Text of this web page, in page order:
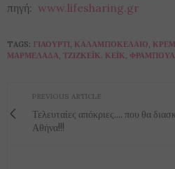
πηγή: www.lifesharing.gr
TAGS: ΓΙΑΟΎΡΤΙ, ΚΑΛΑΜΠΟΚΈΛΑΙΟ,
ΜΑΡΜΕΛΆΔΑ, ΤΖΊΖΚΈΪΚ. ΚΈΪΚ,
PREVIOUS ARTICLE
Τελευταίες απόκριες.... που θα
Αθήνα!!!